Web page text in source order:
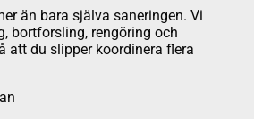
än bara själva saneringen. Vi
bortforsling, rengöring och
att du slipper koordinera flera